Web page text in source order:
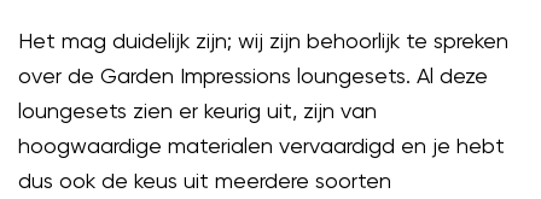
Het mag duidelijk zijn; wij zijn behoorlijk te spreken
over de Garden Impressions loungesets. Al deze
loungesets zien er keurig uit, zijn van
hoogwaardige materialen vervaardigd en je hebt
dus ook de keus uit meerdere soorten